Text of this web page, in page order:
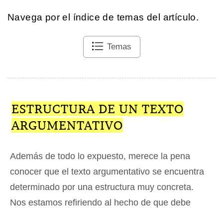
Navega por el índice de temas del artículo.
Temas
ESTRUCTURA DE UN TEXTO
ARGUMENTATIVO
Además de todo lo expuesto, merece la pena
conocer que el texto argumentativo se encuentra
determinado por una estructura muy concreta.
Nos estamos refiriendo al hecho de que debe